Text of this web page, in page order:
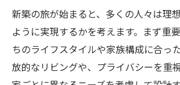
ップガイド
失敗しないために！新築時に考
あなたのライフスタイルにぴった
見つける方法
新築の旅が始まると、多くの人々は理
ように実現するかを考えます。まず重
ちのライフスタイルや家族構成に合っ
放的なリビングや、プライバシーを重